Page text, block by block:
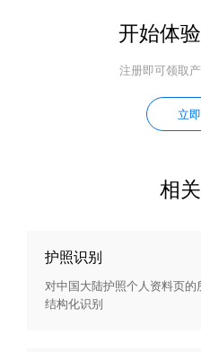
开始体
注册即可领取
立
相
护照识别
对中国大陆护照个人资料页
结构化识别